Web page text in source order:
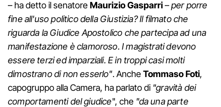
– ha detto il senatoreMaurizio Gasparri–per porre
fine all'uso politico della Giustizia? Il filmato che
riguarda la Giudice Apostolico che partecipa ad una
manifestazione è clamoroso. I magistrati devono
essere terzi ed imparziali. E in troppi casi molti
dimostrano di non esserlo". AncheTommaso Foti,
capogruppo alla Camera, ha parlato di "gravità dei
comportamenti del giudice", che "da una parte